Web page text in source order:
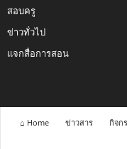
สอบครู
ข่าวทั่วไป
แจกสื่อการสอน
⌂ Home ข่าวสาร กิจก